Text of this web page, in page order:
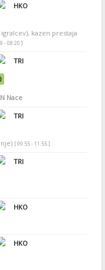
HKO
kazen prestaja
- 08:20 ]
TRI
Nace
TRI
[ 09:55 - 11:55 ]
TRI
HKO
HKO